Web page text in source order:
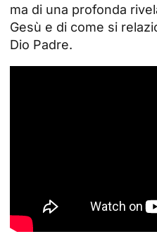
ma di una profonda
Gesù e di come si
Dio Padre.